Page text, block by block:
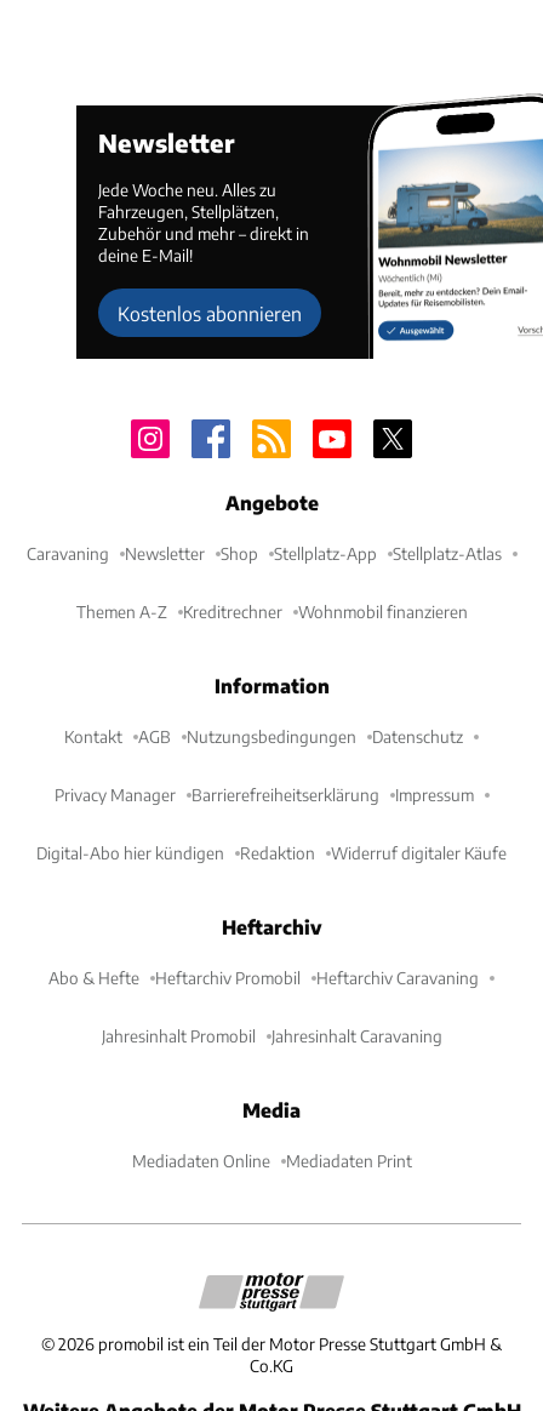
Newsletter
Jede Woche neu. Alles zu
Fahrzeugen, Stellplätzen,
Zubehör und mehr – direkt in
deine E-Mail!
Kostenlos abonnieren
Angebote
Caravaning Newsletter Shop Stellplatz-App Stellplatz-Atlas
Themen A-Z Kreditrechner Wohnmobil finanzieren
Information
Kontakt AGB Nutzungsbedingungen Datenschutz
Privacy Manager Barrierefreiheitserklärung Impressum
Digital-Abo hier kündigen Redaktion Widerruf digitaler Käufe
Heftarchiv
Abo & Hefte Heftarchiv Promobil Heftarchiv Caravaning
Jahresinhalt Promobil Jahresinhalt Caravaning
Media
Mediadaten Online Mediadaten Print
©2026 promobil ist ein Teil der Motor Presse Stuttgart GmbH &
Co.KG